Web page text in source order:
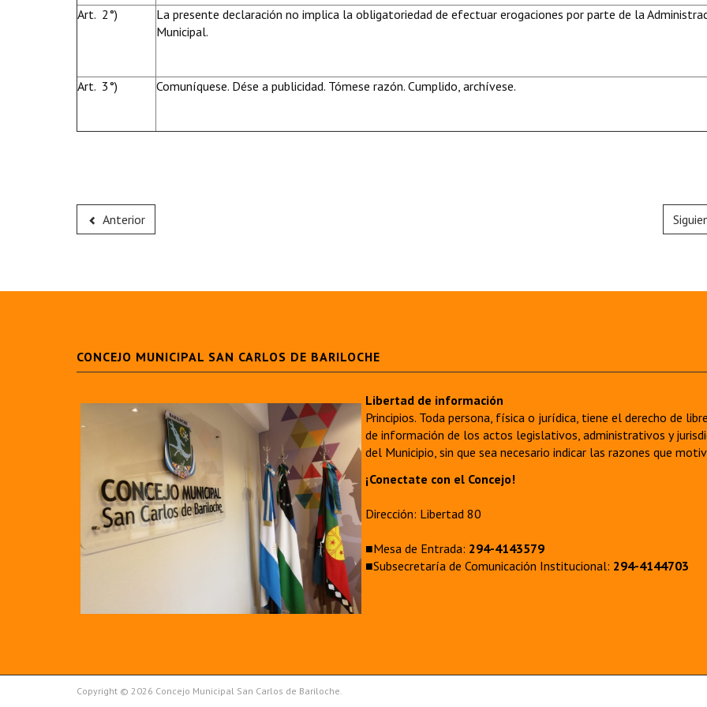
Art. 2°)
La presente declaración no implica la obligatoriedad de efectuar erogaciones por parte de la
Municipal.
Art. 3°) Comuníquese. Dése a publicidad. Tómese razón. Cumplido, archívese.
Anterior
CONCEJO MUNICIPAL SAN CARLOS DE BARILOCHE
Libertad de información
Principios. Toda persona, física o jurídica, tiene el derecho de
de información de los actos legislativos, administrativos y
del Municipio, sin que sea necesario indicar las razones que
¡Conectate con el Concejo!
Dirección: Libertad 80
■Mesa de Entrada: 294-4143579
■Subsecretaría de Comunicación Institucional: 294-4144703
Copyright © 2026 Concejo Municipal San Carlos de Bariloche.